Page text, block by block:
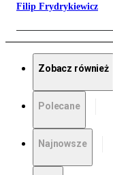
Filip Frydrykiewicz
Zobacz również
Polecane
Najnowsze